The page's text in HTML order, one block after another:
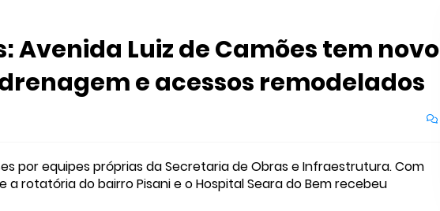
Avenida Luiz de Camões tem novo
e acessos remodelados
por equipes próprias da Secretaria de Obras e Infraestrutura. Com
rotatória do bairro Pisani e o Hospital Seara do Bem recebeu